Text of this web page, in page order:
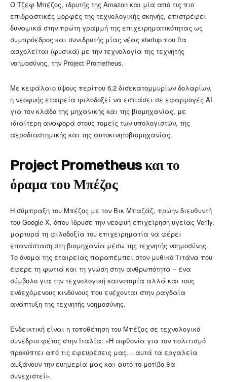
Ο Τζεφ Μπέζος, ιδρυτής της Amazon και μία από τις πιο
επιδραστικές μορφές της τεχνολογικής σκηνής, επιστρέφει
δυναμικά στην πρώτη γραμμή της επιχειρηματικότητας ως
συμπρόεδρος και συνιδρυτής μίας νέας startup που θα
ασχολείται (φυσικά) με την τεχνολογία της τεχνητής
νοημοσύνης, την Project Prometheus.
Με κεφάλαιο ύψους περίπου 6,2 δισεκατομμυρίων δολαρίων,
η νεοφυής εταιρεία φιλοδοξεί να εστιάσει σε εφαρμογές AI
για τον κλάδο της μηχανικής και της βιομηχανίας, με
ιδιαίτερη αναφορά στους τομείς των υπολογιστών, της
αεροδιαστημικής και της αυτοκινητοβιομηχανίας.​
Project Prometheus και το
όραμα του Μπέζος
Η σύμπραξη του Μπέζος με τον Βικ Μπαζάζ, πρώην διευθυντή
του Google X, όπου ίδρυσε την νεοφυή επιχείρηση υγείας Verily,
μαρτυρά τη φιλοδοξία του επιχειρηματία να φέρει
επανάσταση στη βιομηχανία μέσω της τεχνητής νοημοσύνης.
Το όνομα της εταιρείας παραπέμπει στον μυθικό Τιτάνα που
έφερε τη φωτιά και τη γνώση στην ανθρωπότητα – ένα
σύμβολο για την τεχνολογική καινοτομία αλλά και τους
ενδεχόμενους κινδύνους που ενέχονται στην ραγδαία
ανάπτυξη της τεχνητής νοημοσύνης.
Ενδεικτική είναι η τοποθέτηση του Μπέζος σε τεχνολογικό
συνέδριο φέτος στην Ιταλία: «Η αφθονία για τον πολιτισμό
προκύπτει από τις εφευρέσεις μας… αυτά τα εργαλεία
αυξάνουν την ευημερία μας και αυτό το μοτίβο θα
συνεχιστεί».​